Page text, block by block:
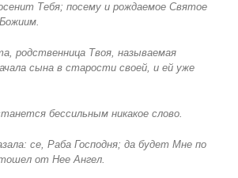
Тебя; посему и рождаемое Святое
родственница Твоя, называемая
сына в старости своей, и ей уже
бессильным никакое слово.
се, Раба Господня; да будет Мне по
от Нее Ангел.